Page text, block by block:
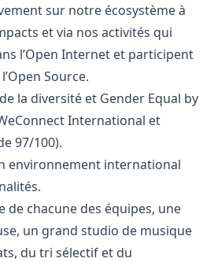
sur notre écosystème à
et via nos activités qui
l’Open Internet et participent
Source.
la diversité et Gender Equal by
International et
97/100).
environnement international
de chacune des équipes, une
un grand studio de musique
du tri sélectif et du